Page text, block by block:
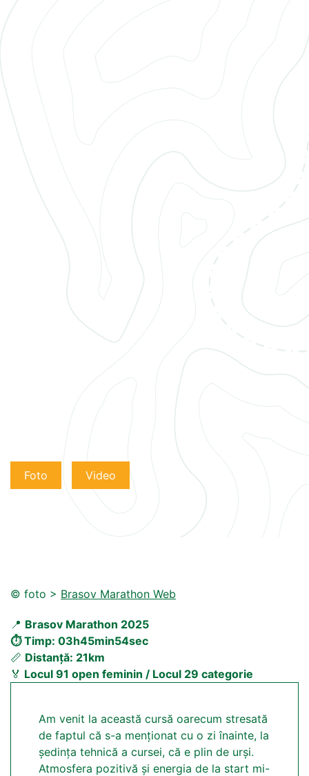
Foto Video
© foto > Brasov Marathon Web
📍 Brasov Marathon 2025
⏱️ Timp: 03h45min54sec
📏 Distanță: 21km
🏅 Locul 91 open feminin / Locul 29 categorie
Am venit la această cursă oarecum stresată
de faptul că s-a menționat cu o zi înainte, la
ședința tehnică a cursei, că e plin de urși.
Atmosfera pozitivă și energia de la start mi-